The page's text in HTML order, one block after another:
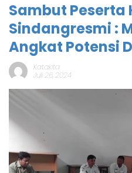
Sambut Peserta
Sindangresmi :
Angkat Potensi
Katakita
Juli 26, 2024